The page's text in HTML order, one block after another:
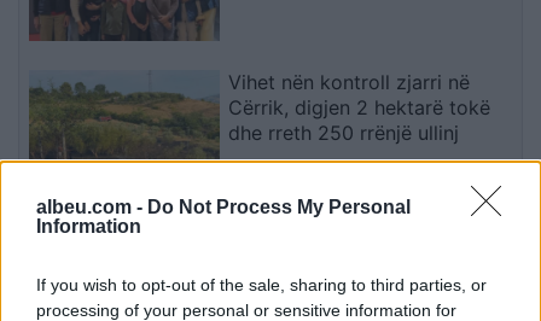
albeu.com - Do Not Process My Personal
Information
If you wish to opt-out of the sale, sharing to third parties, or
processing of your personal or sensitive information for
Vihet nën kontroll zjarri në
Cërrik, digjen 2 hektarë tokë
dhe rreth 250 rrënjë ullinj
qeverinë: “Nesër më shumë”,
kërkohet largimi i Ramës